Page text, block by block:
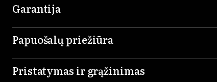
Garantija
Papuošalų priežiūra
Pristatymas ir grąžinimas